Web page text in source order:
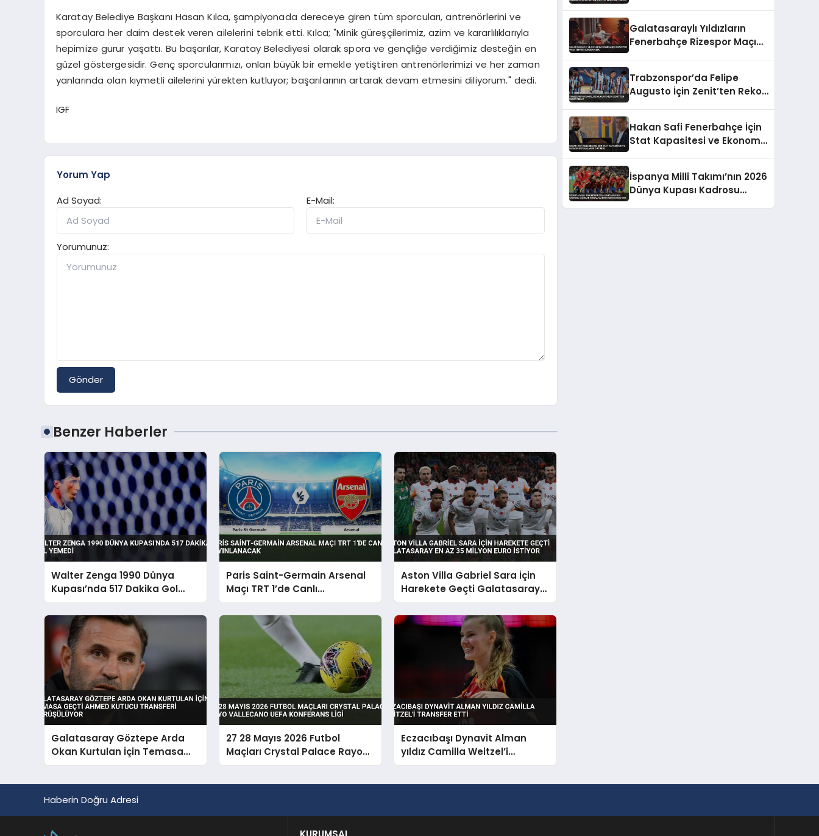
Karatay Belediye Başkanı Hasan Kılca, şampiyonada dereceye giren tüm sporcuları, antrenörlerini ve
sporculara her daim destek veren ailelerini tebrik etti. Kılca; "Minik güreşçilerimiz, azim ve kararlılıklarıyla
hepimize gurur yaşattı. Bu başarılar, Karatay Belediyesi olarak spora ve gençliğe verdiğimiz desteğin en
güzel göstergesidir. Genç sporcularımızı, onları büyük bir emekle yetiştiren antrenörlerimizi ve her zaman
yanlarında olan kıymetli ailelerini yürekten kutluyor; başarılarının artarak devam etmesini diliyorum." dedi.
IGF
Yorum Yap
Ad Soyad:
E-Mail:
Yorumunuz:
Gönder
Benzer Haberler
Walter Zenga 1990 Dünya
Kupası’nda 517 Dakika Gol
Yemedi
Paris Saint-Germain Arsenal
Maçı TRT 1’de Canlı
Yayınlanacak
Aston Villa Gabriel Sara İçin
Harekete Geçti Galatasaray
En Az 35 Milyon Euro İstiyor
Galatasaray Göztepe Arda
Okan Kurtulan İçin Temasa
Geçti Ahmed Kutucu Transferi
27 28 Mayıs 2026 Futbol
Maçları Crystal Palace Rayo
Vallecano UEFA Konferans Ligi
Eczacıbaşı Dynavit Alman
yıldız Camilla Weitzel’i
transfer etti
Galatasaraylı Yıldızların
Fenerbahçe Rizespor Maçı
Trabzonspor’da Felipe
Augusto İçin Zenit’ten Rekor
Hakan Safi Fenerbahçe İçin
Stat Kapasitesi ve Ekonomik
İspanya Milli Takımı’nın 2026
Dünya Kupası Kadrosu
Haberin Doğru Adresi